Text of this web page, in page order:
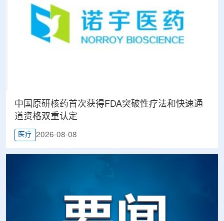
中国原研核药首次获得FDA突破性疗法和快速通
道资格双重认定
医疗 2026-08-08